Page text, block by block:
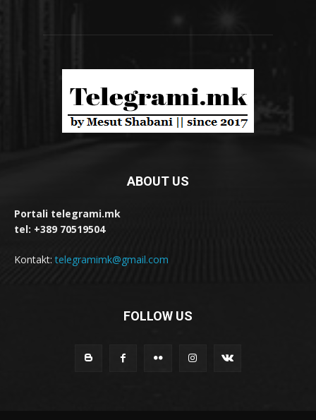
ABOUT US
Portali telegrami.mk
tel: +389 70519504
Kontakt:telegramimk@gmail.com
FOLLOW US